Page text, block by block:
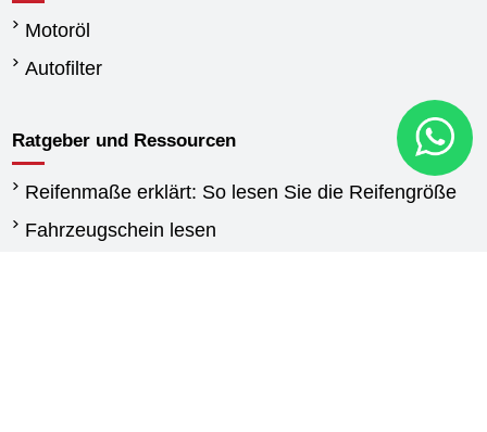
Motoröl
Autofilter
Ratgeber und Ressourcen
Reifenmaße erklärt: So lesen Sie die Reifengröße
Fahrzeugschein lesen